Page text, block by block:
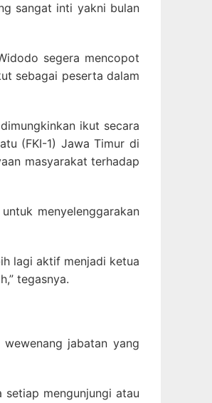
sangat inti yakni bulan
segera mencopot
sebagai peserta dalam
ikut secara
(FKI-1) Jawa Timur di
masyarakat terhadap
menyelenggarakan
lagi aktif menjadi ketua
tegasnya.
jabatan yang
mengunjungi atau